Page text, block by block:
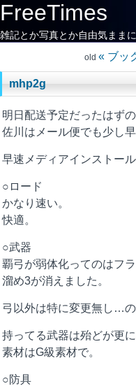
FreeTimes
雑記とか写真とか自由気ままに
old « ブッ
mhp2g
明日配送予定だったはず
佐川はメール便でも少し
早速メディアインストー
○ロード
かなり速い。
快適。
○武器
覇弓が弱体化ってのはフラ
溜め3が消えました。
弓以外は特に変更無し…の
持ってる武器は殆どが更に
素材はG級素材で。
○防具